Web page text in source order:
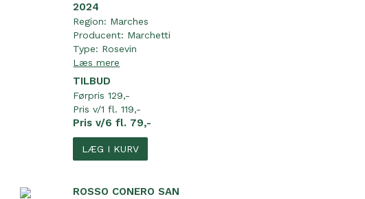
2024
Region: Marches
Producent: Marchetti
Type: Rosevin
Læs mere
TILBUD
Førpris 129,-
Pris v/1 fl. 119,-
Pris v/6 fl. 79,-
LÆG I KURV
ROSSO CONERO SAN